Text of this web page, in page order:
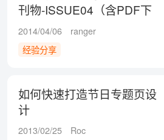
刊物-ISSUE04（含PDF下
载）
2014/04/06
ranger
经验分享
如何快速打造节日专题页设
计
2013/02/25
Roc